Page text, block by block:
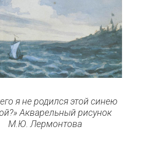
я не родился этой синею
Акварельный рисунок
М.Ю. Лермонтова